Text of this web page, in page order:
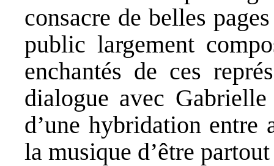
consacre de belles
public largement
enchantés de ces
dialogue avec
d’une hybridation entre
la musique d’être